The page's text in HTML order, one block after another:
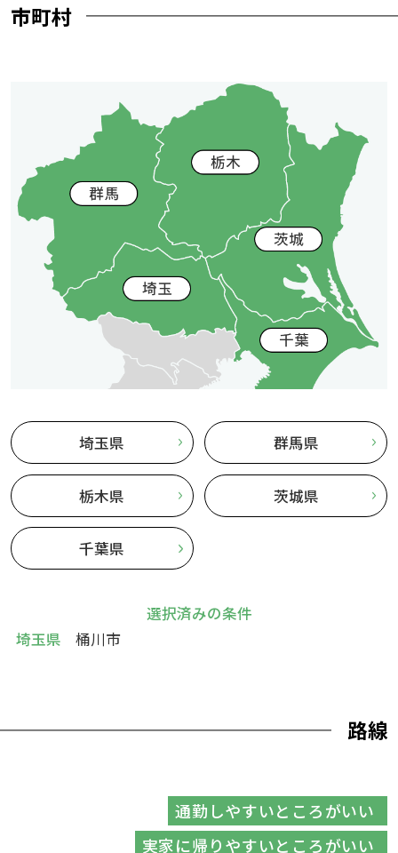
市町村
埼玉県 群馬県
栃木県 茨城県
千葉県
選択済みの条件
埼玉県
桶川市
路線
通勤しやすいところがいい
実家に帰りやすいところがいい